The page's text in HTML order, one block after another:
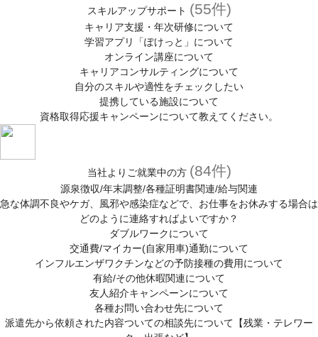
スキルアップサポート (55件)
キャリア支援・年次研修について
学習アプリ「ぽけっと」について
オンライン講座について
キャリアコンサルティングについて
自分のスキルや適性をチェックしたい
提携している施設について
資格取得応援キャンペーンについて教えてください。
当社よりご就業中の方 (84件)
源泉徴収/年末調整/各種証明書関連/給与関連
急な体調不良やケガ、風邪や感染症などで、お仕事をお休みする場合は
どのように連絡すればよいですか？
ダブルワークについて
交通費/マイカー(自家用車)通勤について
インフルエンザワクチンなどの予防接種の費用について
有給/その他休暇関連について
友人紹介キャンペーンについて
各種お問い合わせ先について
派遣先から依頼された内容ついての相談先について【残業・テレワー